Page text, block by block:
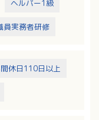
ヘルパー1級
員実務者研修
休日110日以上